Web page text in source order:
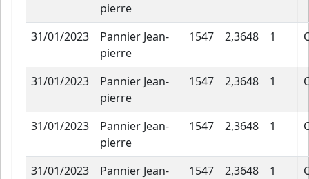
pierre
31/01/2023
Pannier Jean-
pierre
1547 2,3648 1
31/01/2023
Pannier Jean-
pierre
1547 2,3648 1
31/01/2023
Pannier Jean-
pierre
1547 2,3648 1
31/01/2023
Pannier Jean-
1547 2,3648 1